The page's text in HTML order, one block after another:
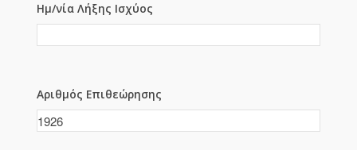
Ημ/νία Λήξης Ισχύος
Αριθμός Επιθεώρησης